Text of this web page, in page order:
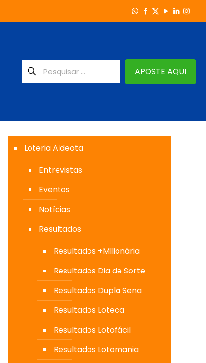
APOSTE AQUI
Loteria Aldeota
Entrevistas
Eventos
Notícias
Resultados
Resultados +MIlionária
Resultados Dia de Sorte
Resultados Dupla Sena
Resultados Loteca
Resultados Lotofácil
Resultados Lotomania